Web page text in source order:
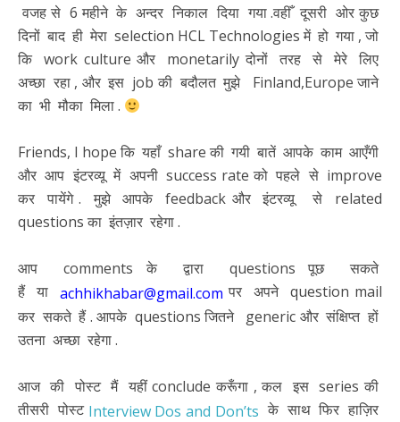
वजह से 6 महीने के अन्दर निकाल दिया गया .वहीँ दूसरी ओर कुछ
दिनों बाद ही मेरा selection HCL Technologies में हो गया , जो
कि work culture और monetarily दोनों तरह से मेरे लिए
अच्छा रहा , और इस job की बदौलत मुझे Finland,Europe जाने
का भी मौका मिला .
Friends, I hope कि यहाँ share की गयी बातें आपके काम आएँगी
और आप इंटरव्यू में अपनी success rate को पहले से improve
कर पायेंगे . मुझे आपके feedback और इंटरव्यू से related
questions का इंतज़ार रहेगा .
आप comments के द्वारा questions पूछ सकते
हैं या achhikhabar@gmail.com पर अपने question mail
कर सकते हैं . आपके questions जितने generic और संक्षिप्त हों
उतना अच्छा रहेगा .
आज की पोस्ट मैं यहीं conclude करूँगा , कल इस series की
तीसरी पोस्ट Interview Dos and Don’ts के साथ फिर हाज़िर